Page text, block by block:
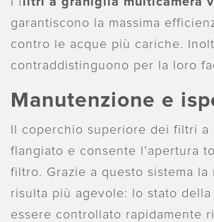
garantiscono la massima
contro le acque più cariche.
contraddistinguono per la loro
Manutenzione e
Il coperchio superiore dei filtri a
flangiato e consente l’apertura
filtro. Grazie a questo sistema la
risulta più agevole: lo stato
essere controllato rapidamente